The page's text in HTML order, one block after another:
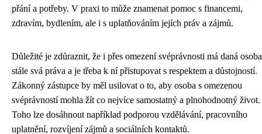
přání a potřeby. V praxi to může znamenat pomoc s financemi,
zdravím, bydlením, ale i s uplatňováním jejích práv a zájmů.
Důležité je zdůraznit, že i přes omezení svéprávnosti má daná osoba
stále svá práva a je třeba k ní přistupovat s respektem a důstojností.
Zákonný zástupce by měl usilovat o to, aby osoba s omezenou
svéprávností mohla žít co nejvíce samostatný a plnohodnotný život.
Toho lze dosáhnout například podporou vzdělávání, pracovního
uplatnění, rozvíjení zájmů a sociálních kontaktů.